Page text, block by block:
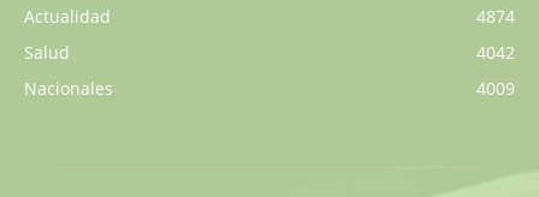
Actualidad
4874
Salud
4042
Nacionales
4009